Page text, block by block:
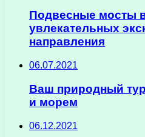
Подвесные мосты
увлекательных
направления
06.07.2021
Ваш природный
и морем
06.12.2021